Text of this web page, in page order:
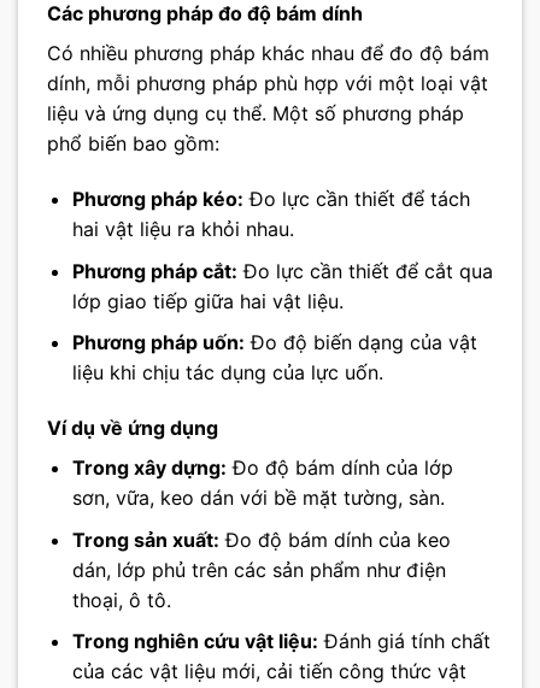
Các phương pháp đo độ bám dính
Có nhiều phương pháp khác nhau để đo độ bám
dính, mỗi phương pháp phù hợp với một loại vật
liệu và ứng dụng cụ thể. Một số phương pháp
phổ biến bao gồm:
Phương pháp kéo: Đo lực cần thiết để tách
hai vật liệu ra khỏi nhau.
Phương pháp cắt: Đo lực cần thiết để cắt qua
lớp giao tiếp giữa hai vật liệu.
Phương pháp uốn: Đo độ biến dạng của vật
liệu khi chịu tác dụng của lực uốn.
Ví dụ về ứng dụng
Trong xây dựng: Đo độ bám dính của lớp
sơn, vữa, keo dán với bề mặt tường, sàn.
Trong sản xuất: Đo độ bám dính của keo
dán, lớp phủ trên các sản phẩm như điện
thoại, ô tô.
Trong nghiên cứu vật liệu: Đánh giá tính chất
của các vật liệu mới, cải tiến công thức vật